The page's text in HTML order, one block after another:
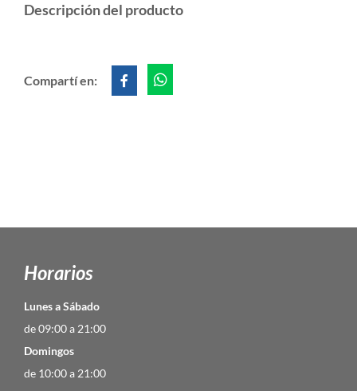
Descripción del producto
Compartí en:
Horarios
Lunes a Sábado
de 09:00 a 21:00
Domingos
de 10:00 a 21:00